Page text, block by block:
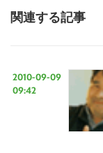
関連する記事
2010-09-09
09:42